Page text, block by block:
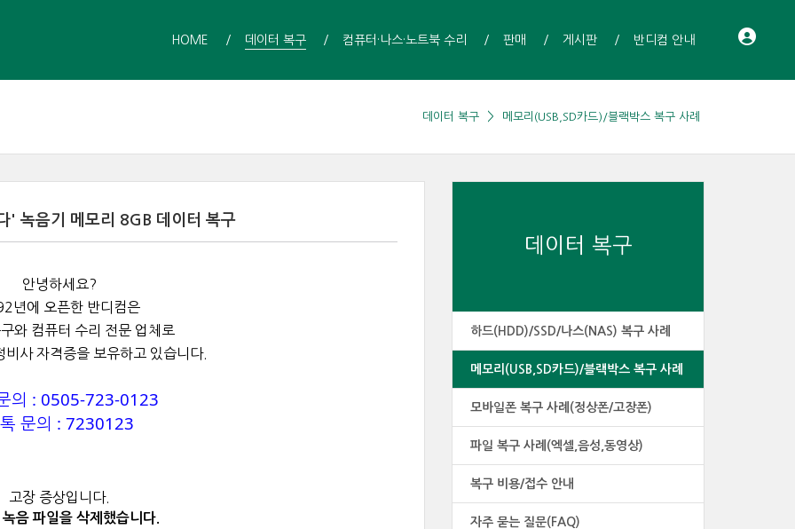
HOME 데이터 복구 컴퓨터·나스·노트북 수리 판매 게시판 반디컴 안내
데이터 복구 메모리(USB,SD카드)/블랙박스 복구 사례
데이터 복구
하드(HDD)/SSD/나스(NAS) 복구 사례
메모리(USB,SD카드)/블랙박스 복구 사례
모바일폰 복구 사례(정상폰/고장폰)
파일 복구 사례(엑셀,음성,동영상)
복구 비용/접수 안내
자주 묻는 질문(FAQ)
' 녹음기 메모리 8GB 데이터 복구
안녕하세요?
년에 오픈한 반디컴은
와 컴퓨터 수리 전문 업체로
비사 자격증을 보유하고 있습니다.
의 : 0505-723-0123
문의 : 7230123
고장 증상입니다.
음 파일을 삭제했습니다.